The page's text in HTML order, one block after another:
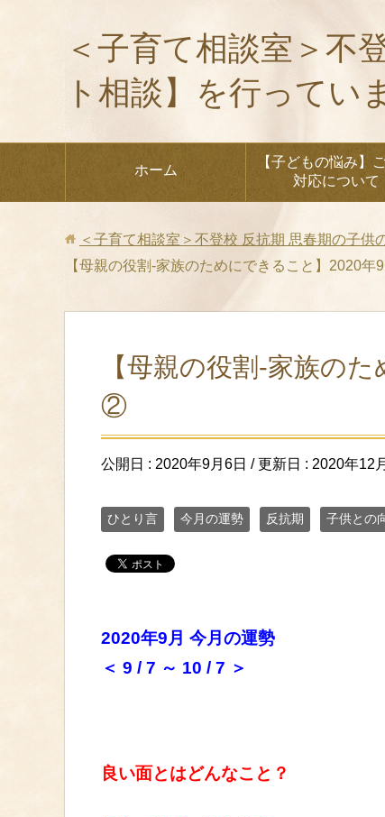
＜子育て相談室＞不
ト相談】を行ってい
ホーム
【子どもの悩み】
対応について
＜子育て相談室＞不登校 反抗期 思春期の子
【母親の役割‐家族のためにできること】2020
【母親の役割‐家族の
②
公開日 : 2020年9月6日 / 更新日 : 2020年12
ひとり言 今月の運勢 反抗期 子供との
2020年9月 今月の運勢
＜ 9 / 7 ～ 10 / 7 ＞
良い面とはどんなこと？